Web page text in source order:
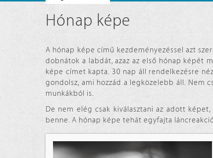
Hónap képe
A hónap képe című kezdeményezéssel azt
dobnátok a labdát, azaz az első hónap képét
képe címet kapta. 30 nap áll rendelkezésre
gondolsz, ami hozzád a legközelebb áll. Nem
munkákból is.
De nem elég csak kiválasztani az adott
benne. A hónap képe tehát egyfajta